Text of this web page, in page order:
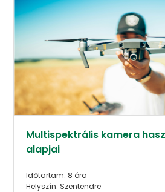
Multispektrális kamera
alapjai
Időtartam: 8 óra
Helyszín: Szentendre